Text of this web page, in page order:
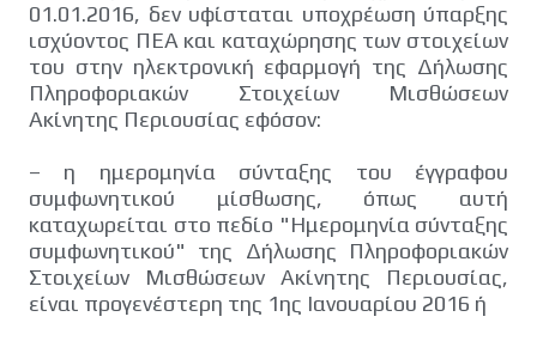
01.01.2016, δεν υφίσταται υποχρέωση ύπαρξης
ισχύοντος ΠΕΑ και καταχώρησης των στοιχείων
του στην ηλεκτρονική εφαρμογή της Δήλωσης
Πληροφοριακών Στοιχείων Μισθώσεων
Ακίνητης Περιουσίας εφόσον:
– η ημερομηνία σύνταξης του έγγραφου
συμφωνητικού μίσθωσης, όπως αυτή
καταχωρείται στο πεδίο "Ημερομηνία σύνταξης
συμφωνητικού" της Δήλωσης Πληροφοριακών
Στοιχείων Μισθώσεων Ακίνητης Περιουσίας,
είναι προγενέστερη της 1ης Ιανουαρίου 2016 ή